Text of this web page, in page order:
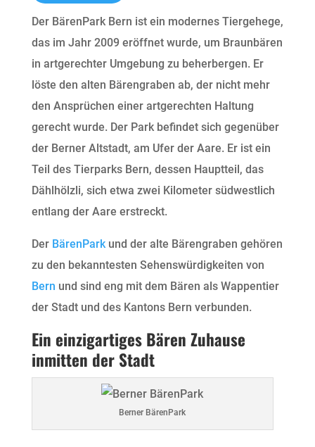
Der BärenPark Bern ist ein modernes Tiergehege,
das im Jahr 2009 eröffnet wurde, um Braunbären
in artgerechter Umgebung zu beherbergen. Er
löste den alten Bärengraben ab, der nicht mehr
den Ansprüchen einer artgerechten Haltung
gerecht wurde. Der Park befindet sich gegenüber
der Berner Altstadt, am Ufer der Aare. Er ist ein
Teil des Tierparks Bern, dessen Hauptteil, das
Dählhölzli, sich etwa zwei Kilometer südwestlich
entlang der Aare erstreckt.
Der BärenParkund der alte Bärengraben gehören
zu den bekanntesten Sehenswürdigkeiten von
Bern und sind eng mit dem Bären als Wappentier
der Stadt und des Kantons Bern verbunden.
Ein einzigartiges Bären Zuhause
inmitten der Stadt
Berner BärenPark